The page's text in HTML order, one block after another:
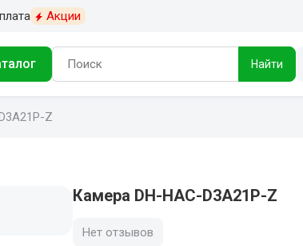
Акции
Найти
Z
Камера DH-HAC-D3A21P-Z
Нет отзывов